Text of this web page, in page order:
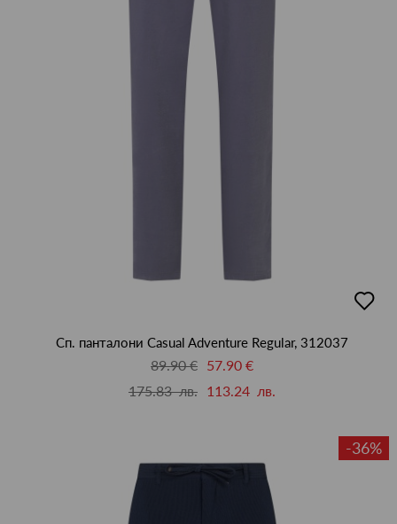
в
Сп. панталони Casual Adventure Regular, 312037
89.90 € 57.90 €
175.83 лв. 113.24 лв.
-36%